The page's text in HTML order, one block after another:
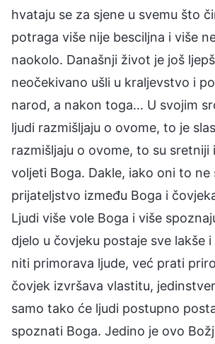
hvataju se za sjene u svemu što
potraga više nije besciljna i više
naokolo. Današnji život je još
neočekivano ušli u kraljevstvo i
narod, a nakon toga… U svojim
ljudi razmišljaju o ovome, to je
razmišljaju o ovome, to su sretniji
voljeti Boga. Dakle, iako oni to ne
prijateljstvo između Boga i
Ljudi više vole Boga i više
djelo u čovjeku postaje sve lakše
niti primorava ljude, već prati
čovjek izvršava vlastitu,
samo tako će ljudi postupno
spoznati Boga. Jedino je ovo